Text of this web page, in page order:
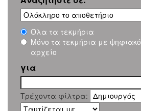
Όλα τα τεκμήρια
Μόνο τα τεκμήρια με ψηφιακό
αρχείο
για
Τρέχοντα φίλτρα: